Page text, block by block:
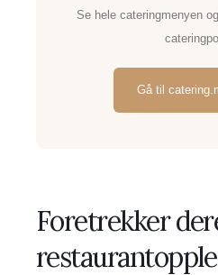
Se hele cateringmenyen
Gå til
Foretrekker